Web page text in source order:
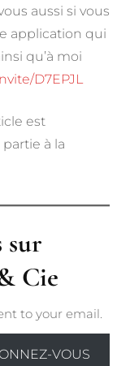
aussi si vous
application qui
qu’à moi
D7EPJL
est
à la
sur
Cie
to your email.
VOUS